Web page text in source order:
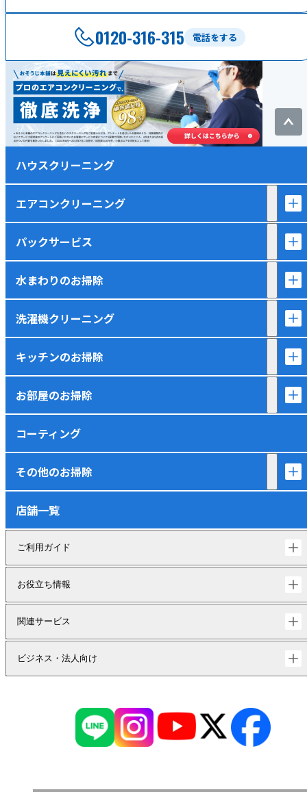
電話をする
0120-316-315
ハウスクリーニング
エアコンクリーニング
パックサービス
水まわりのお掃除
洗濯機クリーニング
キッチンのお掃除
お部屋のお掃除
コーティング
その他のお掃除
店舗一覧
ご利用ガイド
お役立ち情報
関連サービス
ビジネス・法人向け